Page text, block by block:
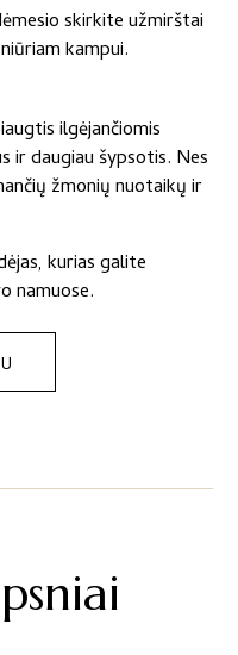
skirkite užmirštai
kampui.
ilgėjančiomis
ir daugiau šypsotis. Nes
žmonių nuotaikų ir
kurias galite
namuose.